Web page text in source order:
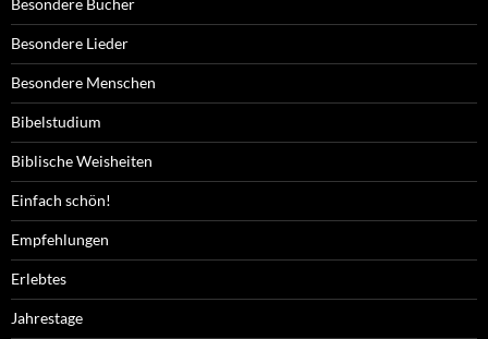
Besondere Bücher
Besondere Lieder
Besondere Menschen
Bibelstudium
Biblische Weisheiten
Einfach schön!
Empfehlungen
Erlebtes
Jahrestage